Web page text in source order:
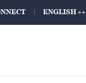
ENGLISH ++